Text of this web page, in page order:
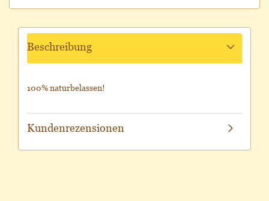
Beschreibung
100% naturbelassen!
Kundenrezensionen